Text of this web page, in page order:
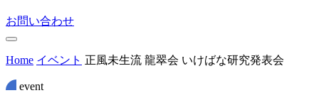
お問い合わせ
Home イベント 正風未生流 龍翠会 いけばな研究発表会
event